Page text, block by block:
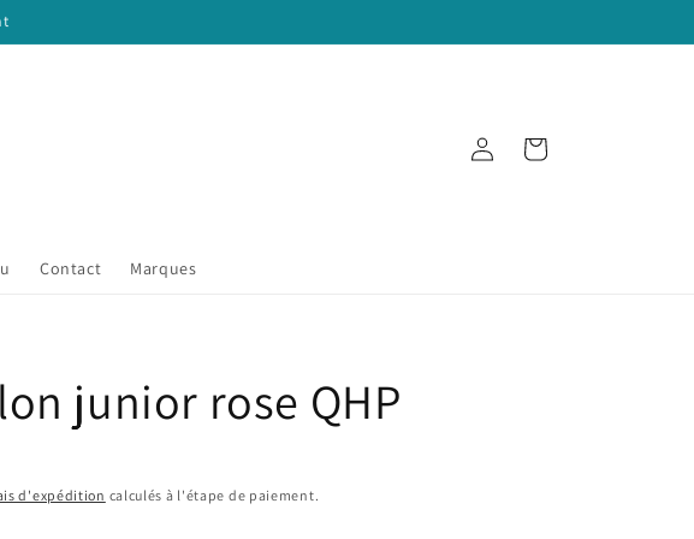
Contact Marques
Connexion Panier
junior rose QHP
d'expédition calculés à l'étape de paiement.